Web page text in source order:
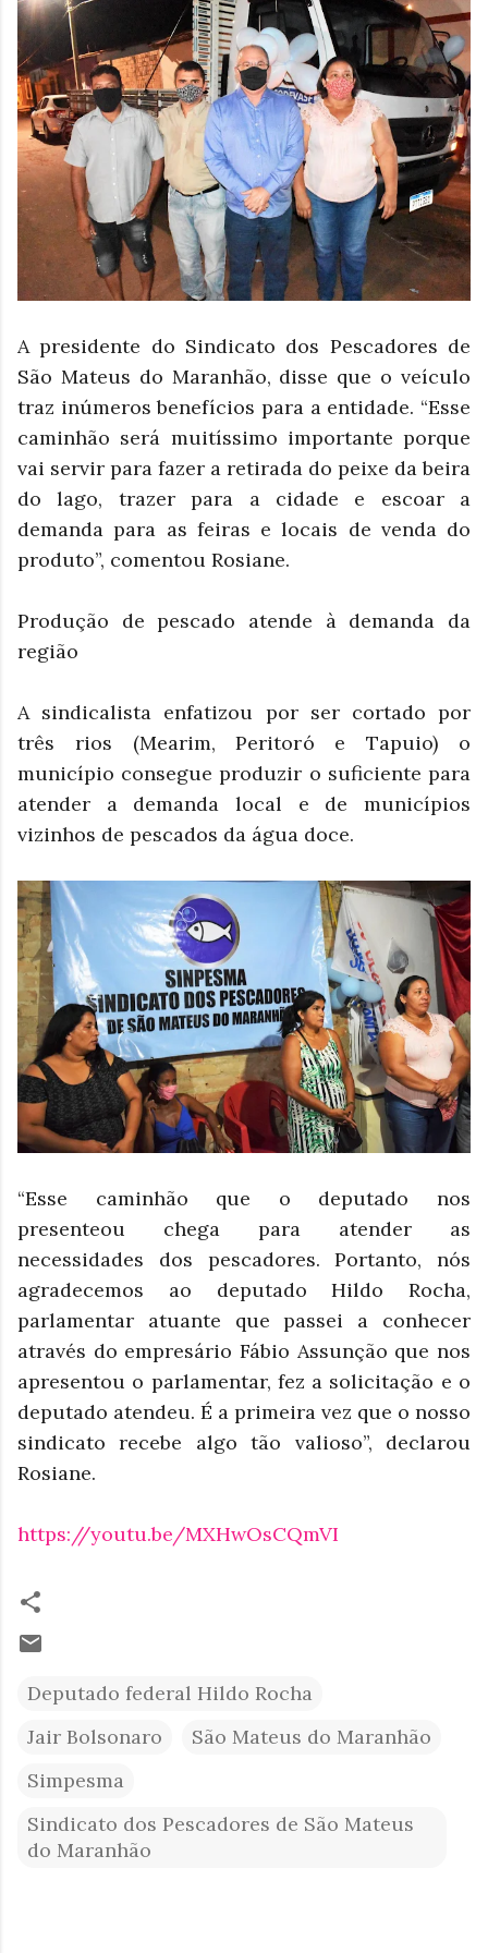
A presidente do Sindicato dos Pescadores de
São Mateus do Maranhão, disse que o veículo
traz inúmeros benefícios para a entidade. “Esse
caminhão será muitíssimo importante porque
vai servir para fazer a retirada do peixe da beira
do lago, trazer para a cidade e escoar a
demanda para as feiras e locais de venda do
produto”, comentou Rosiane.
Produção de pescado atende à demanda da
região
A sindicalista enfatizou por ser cortado por
três rios (Mearim, Peritoró e Tapuio) o
município consegue produzir o suficiente para
atender a demanda local e de municípios
vizinhos de pescados da água doce.
“Esse caminhão que o deputado nos
presenteou chega para atender as
necessidades dos pescadores. Portanto, nós
agradecemos ao deputado Hildo Rocha,
parlamentar atuante que passei a conhecer
através do empresário Fábio Assunção que nos
apresentou o parlamentar, fez a solicitação e o
deputado atendeu. É a primeira vez que o nosso
sindicato recebe algo tão valioso”, declarou
Rosiane.
https://youtu.be/MXHwOsCQmVI
Deputado federal Hildo Rocha
Jair Bolsonaro
São Mateus do Maranhão
Simpesma
Sindicato dos Pescadores de São Mateus
do Maranhão